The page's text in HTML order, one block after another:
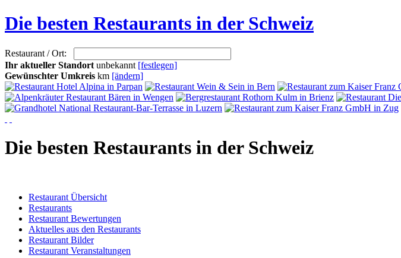
Die besten Restaurants in der Schweiz
Restaurant / Ort:
Ihr aktueller Standort unbekannt [festlegen]
Gewünschter Umkreis km [ändern]
Die besten Restaurants in der Schweiz
Restaurant Übersicht
Restaurants
Restaurant Bewertungen
Aktuelles aus den Restaurants
Restaurant Bilder
Restaurant Veranstaltungen